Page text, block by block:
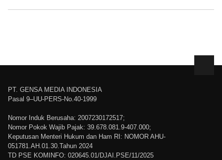
PT. GENSA MEDIA INDONESIA
Pasal 9–UU-PERS-No.40-1999
Nomor Induk Berusaha: 2007230172517;
Nomor Pokok Wajib Pajak: 39.678.081.9-407.000;
Keputusan Menteri Hukum dan Ham RI: NOMOR AHU-
051781.AH.01.30.Tahun 2024
TD PSE KOMINFO: 020645.01/DJAI.PSE/11/2025